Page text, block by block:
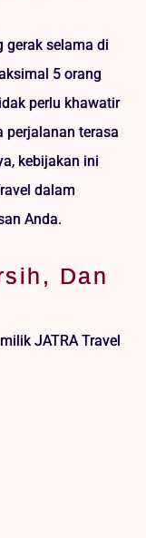
gerak selama di
5 orang
perlu khawatir
perjalanan terasa
kebijakan ini
dalam
Anda.
Dan
JATRA Travel